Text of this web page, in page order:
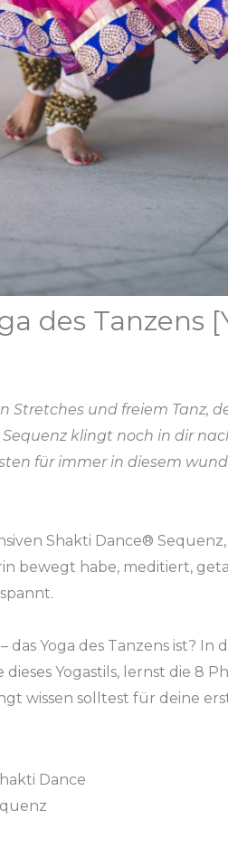
des Tanzens
und freiem Tanz,
klingt noch in dir
für immer in diesem
Shakti Dance®
bewegt habe, meditiert,
das Yoga des Tanzens ist?
Yogastils, lernst die 8
wissen solltest für deine
Dance